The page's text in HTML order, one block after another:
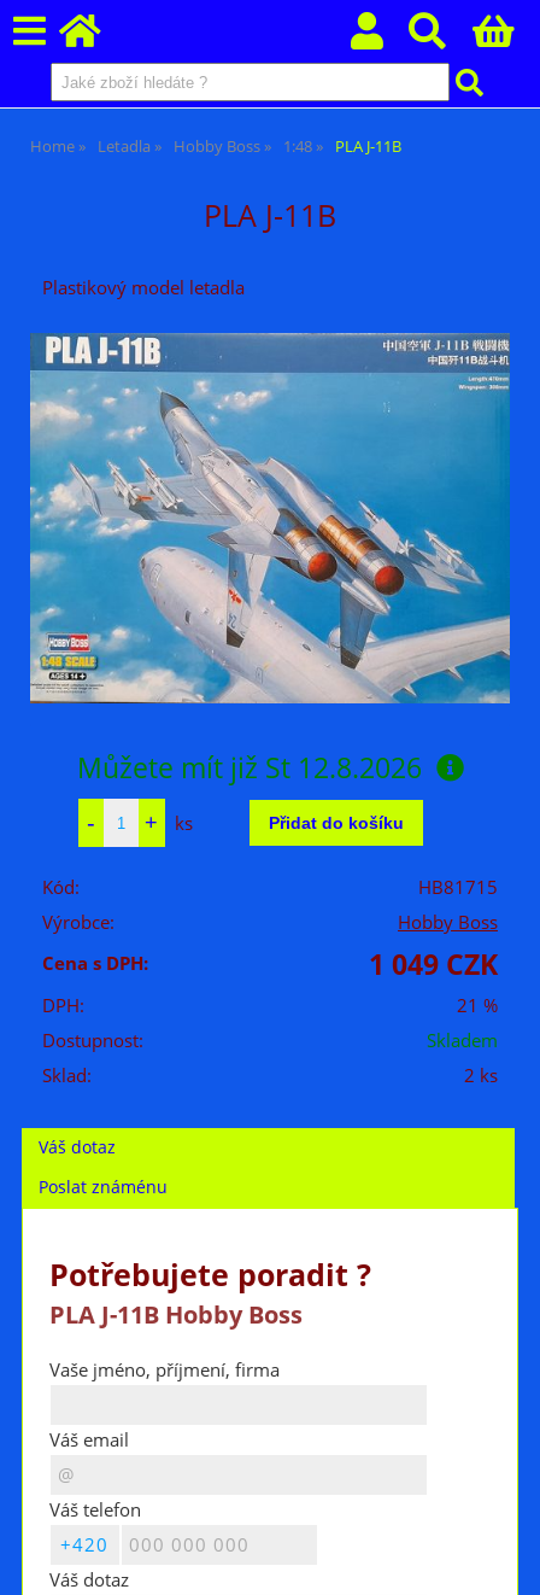
Home Letadla Hobby Boss 1:48 PLA J-11B
PLA J-11B
Plastikový model letadla
Můžete mít již St 12.8.2026
ks
Kód:
HB81715
Výrobce:
Hobby Boss
Cena s DPH:
1 049 CZK
DPH:
21 %
Dostupnost:
Skladem
Sklad:
2 ks
Váš dotaz
Poslat známénu
Potřebujete poradit ?
PLA J-11B Hobby Boss
Vaše jméno, příjmení, firma
Váš email
Váš telefon
Váš dotaz